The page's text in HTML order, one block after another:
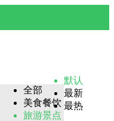
全部
美食餐饮
旅游景点
默认
最新
最热